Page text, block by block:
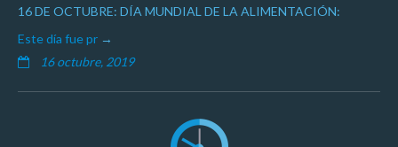
16 DE OCTUBRE: DÍA MUNDIAL DE LA ALIMENTACIÓN:
Este día fue pr
16 octubre, 2019